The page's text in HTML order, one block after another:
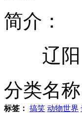
实拍男子浴池
保安追贼被刺9
简介：
辽阳：
分类名称
标签： 搞笑 动物世界